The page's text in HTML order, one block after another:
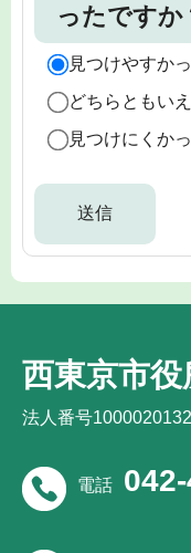
ったですか
見つけやすか
どちらともい
見つけにくか
西東京市役
法人番号
電話